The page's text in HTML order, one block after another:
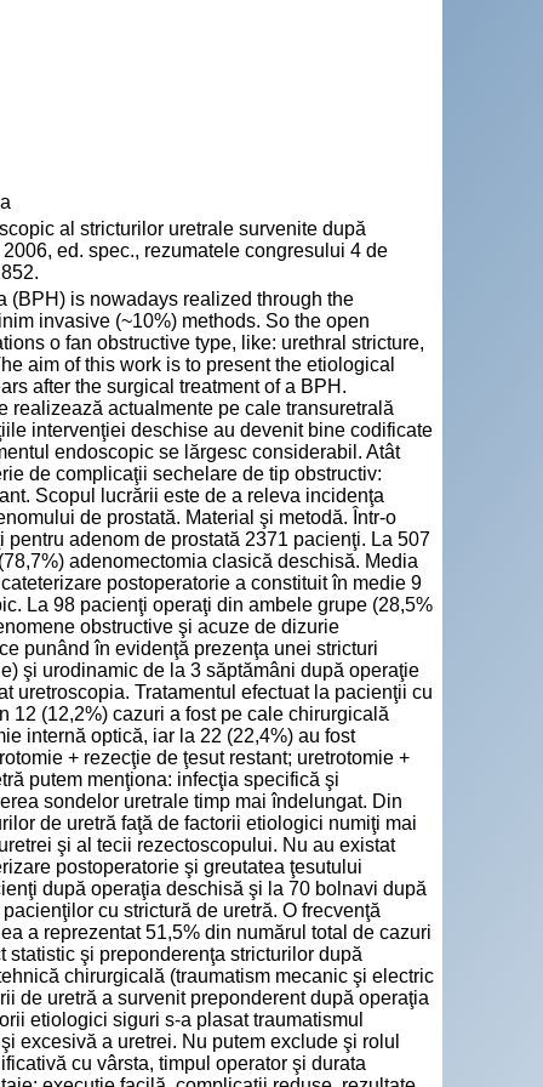
al stricturilor uretrale survenite după
ed. spec., rezumatele congresului 4 de
(BPH) is nowadays realized through the
invasive (~10%) methods. So the open
o fan obstructive type, like: urethral stricture,
aim of this work is to present the etiological
after the surgical treatment of a BPH.
realizează actualmente pe cale transuretrală
intervenţiei deschise au devenit bine codificate
endoscopic se lărgesc considerabil. Atât
de complicaţii sechelare de tip obstructiv:
Scopul lucrării este de a releva incidenţa
de prostată. Material şi metodă. Într-o
adenom de prostată 2371 pacienţi. La 507
adenomectomia clasică deschisă. Media
postoperatorie a constituit în medie 9
La 98 pacienţi operaţi din ambele grupe (28,5%
obstructive şi acuze de dizurie
punând în evidenţă prezenţa unei stricturi
şi urodinamic de la 3 săptămâni după operaţie
uretroscopia. Tratamentul efectuat la pacienţii cu
12 (12,2%) cazuri a fost pe cale chirurgicală
internă optică, iar la 22 (22,4%) au fost
+ rezecţie de ţesut restant; uretrotomie +
putem menţiona: infecţia specifică şi
sondelor uretrale timp mai îndelungat. Din
de uretră faţă de factorii etiologici numiţi mai
şi al tecii rezectoscopului. Nu au existat
postoperatorie şi greutatea ţesutului
după operaţia deschisă şi la 70 bolnavi după
cu strictură de uretră. O frecvenţă
a reprezentat 51,5% din numărul total de cazuri
şi preponderenţa stricturilor după
chirurgicală (traumatism mecanic şi electric
de uretră a survenit preponderent după operaţia
etiologici siguri s-a plasat traumatismul
excesivă a uretrei. Nu putem exclude şi rolul
cu vârsta, timpul operator şi durata